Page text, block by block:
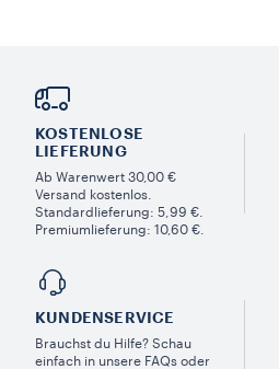
KOSTENLOSE
LIEFERUNG
Ab Warenwert 30,00 €
Versand kostenlos.
Standardlieferung: 5,99 €.
Premiumlieferung: 10,60 €.
KUNDENSERVICE​
Brauchst du Hilfe? Schau
einfach in unsere FAQs oder